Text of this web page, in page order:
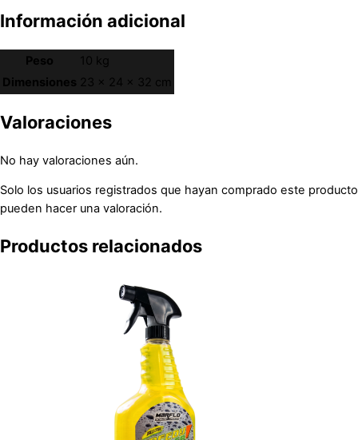
Información adicional
Peso
10 kg
Dimensiones 23 × 24 × 32 cm
Valoraciones
No hay valoraciones aún.
Solo los usuarios registrados que hayan comprado este producto
pueden hacer una valoración.
Productos relacionados